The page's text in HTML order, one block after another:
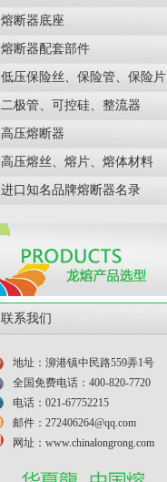
熔断器底座
熔断器配套部件
低压保险丝、保险管、保险片
二极管、可控硅、整流器
高压熔断器
高压熔丝、熔片、熔体材料
进口知名品牌熔断器名录
联系我们
地址：泖港镇中民路559弄1号
全国免费电话：400-820-7720
电话：021-67752215
邮件：272406264@qq.com
网址：www.chinalongrong.com